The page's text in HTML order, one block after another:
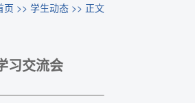
页 >> 学生动态 >> 正文
习交流会